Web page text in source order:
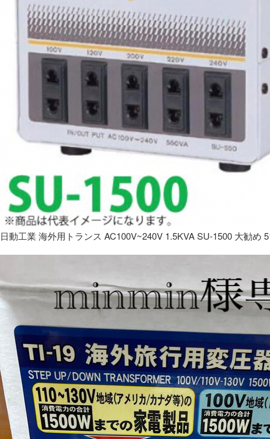
日動工業 海外用トランス AC100V~240V 1.5KVA SU-1500 大勧め